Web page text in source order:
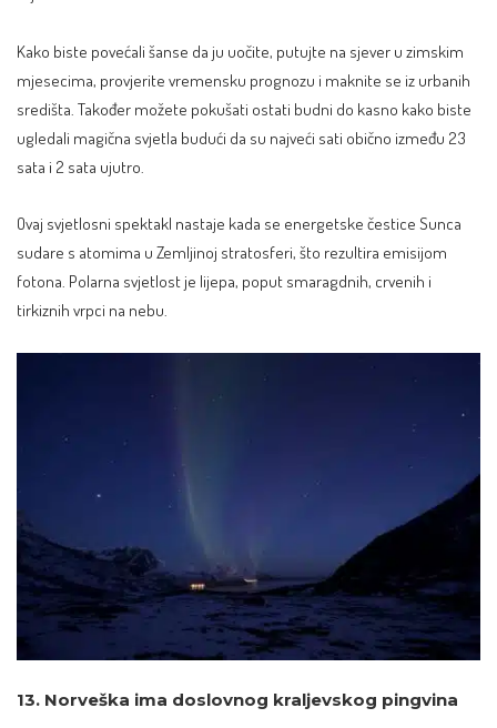
Kako biste povećali šanse da ju uočite, putujte na sjever u zimskim
mjesecima, provjerite vremensku prognozu i maknite se iz urbanih
središta. Također možete pokušati ostati budni do kasno kako biste
ugledali magična svjetla budući da su najveći sati obično između 23
sata i 2 sata ujutro.
Ovaj svjetlosni spektakl nastaje kada se energetske čestice Sunca
sudare s atomima u Zemljinoj stratosferi, što rezultira emisijom
fotona. Polarna svjetlost je lijepa, poput smaragdnih, crvenih i
tirkiznih vrpci na nebu.
13. Norveška ima doslovnog kraljevskog pingvina